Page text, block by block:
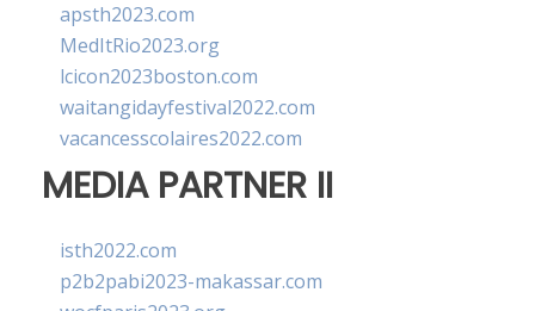
apsth2023.com
MedItRio2023.org
lcicon2023boston.com
waitangidayfestival2022.com
vacancesscolaires2022.com
MEDIA PARTNER II
isth2022.com
p2b2pabi2023-makassar.com